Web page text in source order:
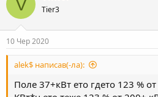
V Tier3
10 Чер 2020
alek$ написав(-ла):
Поле 37+кВт ето гдето 123 %